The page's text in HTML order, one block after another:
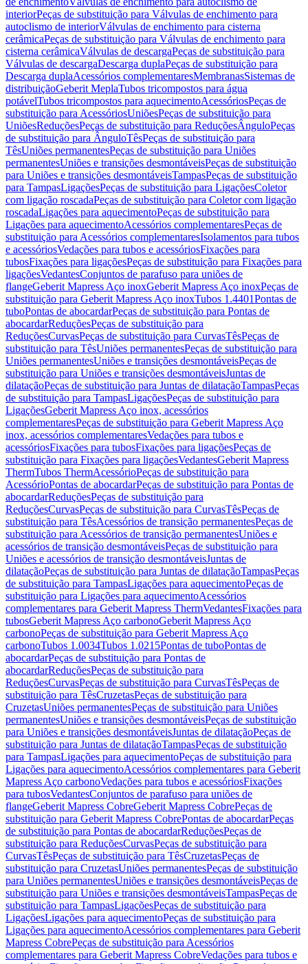
interiorPeças de substituição para Válvulas de enchimento para
autoclismo de interiorVálvulas de enchimento para cisterna
cerâmicaPeças de substituição para Válvulas de enchimento para
cisterna cerâmicaVálvulas de descargaPeças de substituição para
Válvulas de descargaDescarga duplaPeças de substituição para
Descarga duplaAcessórios complementaresMembranasSistemas de
distribuiçãoGeberit MeplaTubos tricompostos para água
potávelTubos tricompostos para aquecimentoAcessóriosPeças de
substituição para AcessóriosUniõesPeças de substituição para
UniõesReduçõesPeças de substituição para ReduçõesÂnguloPeças
de substituição para ÂnguloTêsPeças de substituição para
TêsUniões permanentesPeças de substituição para Uniões
permanentesUniões e transições desmontáveisPeças de substituição
para Uniões e transições desmontáveisTampasPeças de substituição
para TampasLigaçõesPeças de substituição para LigaçõesColetor
com ligação roscadaPeças de substituição para Coletor com ligação
roscadaLigações para aquecimentoPeças de substituição para
Ligações para aquecimentoAcessórios complementaresPeças de
substituição para Acessórios complementaresIsolamentos para tubos
e acessóriosVedações para tubos e acessóriosFixações para
tubosFixações para ligaçõesPeças de substituição para Fixações para
ligaçõesVedantesConjuntos de parafuso para uniões de
flangeGeberit Mapress Aço inoxGeberit Mapress Aço inoxPeças de
substituição para Geberit Mapress Aço inoxTubos 1.4401Pontas de
tuboPontas de abocardarPeças de substituição para Pontas de
abocardarReduçõesPeças de substituição para
ReduçõesCurvasPeças de substituição para CurvasTêsPeças de
substituição para TêsUniões permanentesPeças de substituição para
Uniões permanentesUniões e transições desmontáveisPeças de
substituição para Uniões e transições desmontáveisJuntas de
dilataçãoPeças de substituição para Juntas de dilataçãoTampasPeças
de substituição para TampasLigaçõesPeças de substituição para
LigaçõesGeberit Mapress Aço inox, acessórios
complementaresPeças de substituição para Geberit Mapress Aço
inox, acessórios complementaresVedações para tubos e
acessóriosFixações para tubosFixações para ligaçõesPeças de
substituição para Fixações para ligaçõesVedantesGeberit Mapress
ThermTubos ThermAcessórioPeças de substituição para
AcessórioPontas de abocardarPeças de substituição para Pontas de
abocardarReduçõesPeças de substituição para
ReduçõesCurvasPeças de substituição para CurvasTêsPeças de
substituição para TêsAcessórios de transição permanentesPeças de
substituição para Acessórios de transição permanentesUniões e
acessórios de transição desmontáveisPeças de substituição para
Uniões e acessórios de transição desmontáveisJuntas de
dilataçãoPeças de substituição para Juntas de dilataçãoTampasPeças
de substituição para TampasLigações para aquecimentoPeças de
substituição para Ligações para aquecimentoAcessórios
complementares para Geberit Mapress ThermVedantesFixações para
tubosGeberit Mapress Aço carbonoGeberit Mapress Aço
carbonoPeças de substituição para Geberit Mapress Aço
carbonoTubos 1.0034Tubos 1.0215Pontas de tuboPontas de
abocardarPeças de substituição para Pontas de
abocardarReduçõesPeças de substituição para
ReduçõesCurvasPeças de substituição para CurvasTêsPeças de
substituição para TêsCruzetasPeças de substituição para
CruzetasUniões permanentesPeças de substituição para Uniões
permanentesUniões e transições desmontáveisPeças de substituição
para Uniões e transições desmontáveisJuntas de dilataçãoPeças de
substituição para Juntas de dilataçãoTampasPeças de substituição
para TampasLigações para aquecimentoPeças de substituição para
Ligações para aquecimentoAcessórios complementares para Geberit
Mapress Aço carbonoVedações para tubos e acessóriosFixações
para tubosVedantesConjuntos de parafuso para uniões de
flangeGeberit Mapress CobreGeberit Mapress CobrePeças de
substituição para Geberit Mapress CobrePontas de abocardarPeças
de substituição para Pontas de abocardarReduçõesPeças de
substituição para ReduçõesCurvasPeças de substituição para
CurvasTêsPeças de substituição para TêsCruzetasPeças de
substituição para CruzetasUniões permanentesPeças de substituição
para Uniões permanentesUniões e transições desmontáveisPeças de
substituição para Uniões e transições desmontáveisTampasPeças de
substituição para TampasLigaçõesPeças de substituição para
LigaçõesLigações para aquecimentoPeças de substituição para
Ligações para aquecimentoAcessórios complementares para Geberit
Mapress CobrePeças de substituição para Acessórios
complementares para Geberit Mapress CobreVedações para tubos e